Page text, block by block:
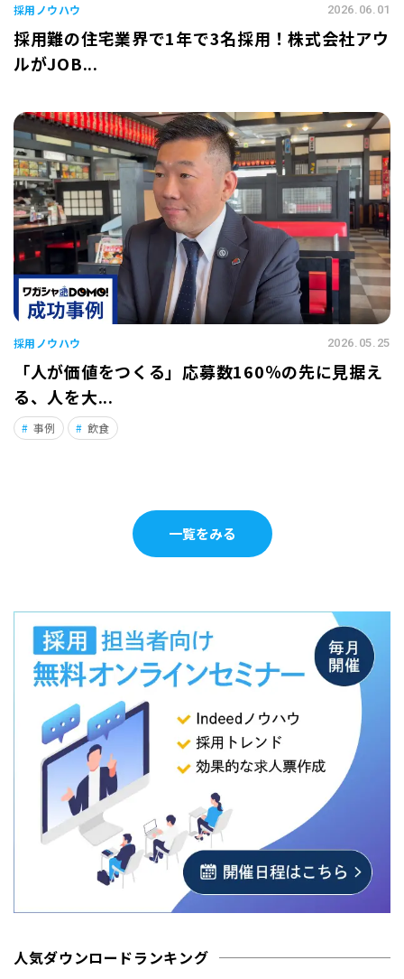
採用ノウハウ 2026.06.01
採用難の住宅業界で1年で3名採用！株式会社アウ
ルがJOB...
採用ノウハウ 2026.05.25
「人が価値をつくる」応募数160％の先に見据え
る、人を大...
事例 飲食
一覧をみる
人気ダウンロードランキング